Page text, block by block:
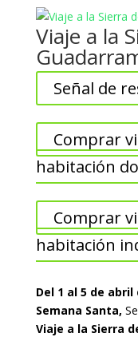
Viaje a la
Señal de
Comprar
habitación
Comprar
habitación
Del 1 al 5 de
Semana Santa,
Viaje a la Sierra